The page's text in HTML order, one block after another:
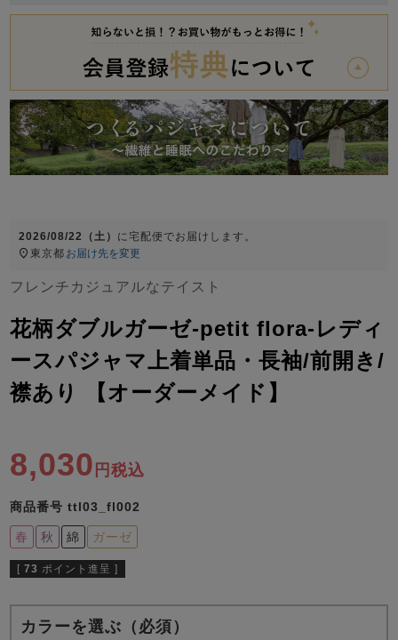
ボーイズパジャマ
ズボン単品
すべてのキッ
ズ
ガールズ前開
ガールズかぶ
り
ボーイズ長袖
ガールズ上着
単品
ガールズズボ
ン単品
ボーイズ上着
ボーイズズボ
2026/08/22（土） に宅配便 でお届けします。
東京都 お届け先を変更
フレンチカジュアルなテイスト
花柄ダブルガーゼ-petit flora-レディ
ースパジャマ上着単品・長袖/前開き/
襟あり 【オーダーメイド】
8,030 税込
商品番号 ttl03_fl002
春 秋 綿 ガーゼ
[ 73 ポイント進呈 ]
カラーを選ぶ（必須）